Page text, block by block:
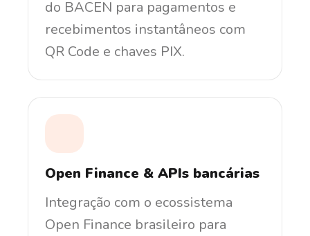
do BACEN para pagamentos e
recebimentos instantâneos com
QR Code e chaves PIX.
Open Finance & APIs bancárias
Integração com o ecossistema
Open Finance brasileiro para